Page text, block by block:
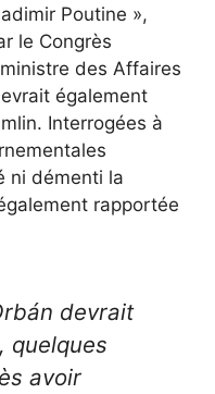
Poutine »,
le Congrès
des Affaires
également
Interrogées à
ni démenti la
rapportée
devrait
quelques
avoir